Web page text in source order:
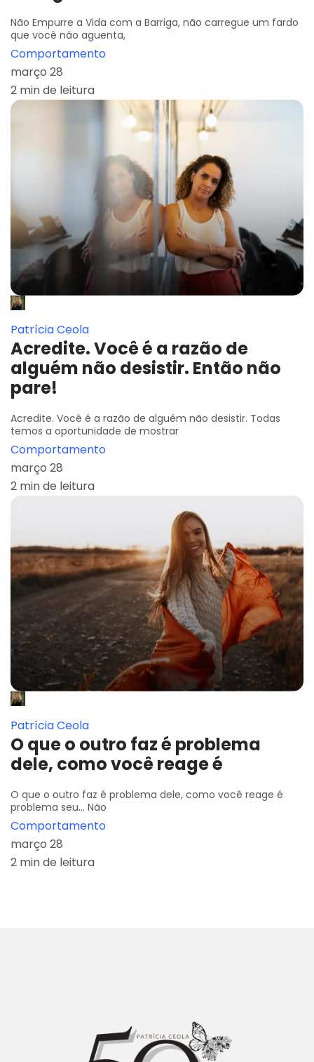
Não Empurre a Vida com a Barriga, não carregue um fardo
que você não aguenta,
Comportamento
março 28
2 min de leitura
Patrícia Ceola
Acredite. Você é a razão de
alguém não desistir. Então não
pare!
Acredite. Você é a razão de alguém não desistir. Todas
temos a oportunidade de mostrar
Comportamento
março 28
2 min de leitura
Patrícia Ceola
O que o outro faz é problema
dele, como você reage é
O que o outro faz é problema dele, como você reage é
problema seu... Não
Comportamento
março 28
2 min de leitura